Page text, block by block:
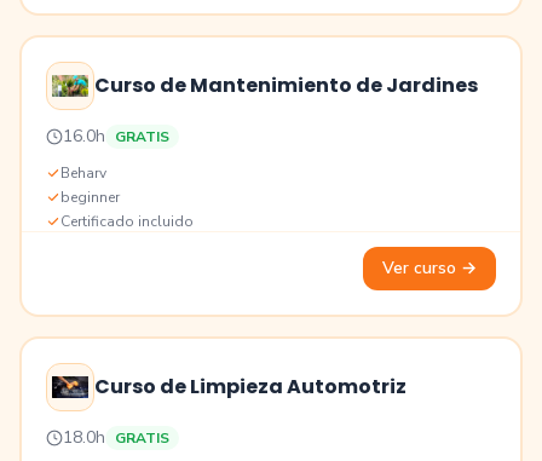
Curso de Mantenimiento de Jardines
Educación
16.0h Precio
GRATIS
Beharv
beginner
Certificado incluido
Ver curso →
Curso de Limpieza Automotriz
Educación
18.0h Precio
GRATIS